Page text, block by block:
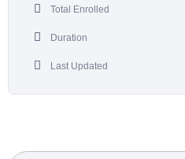
Total Enrolled
Duration
Last Updated